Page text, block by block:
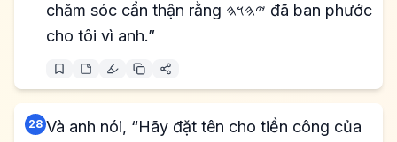
chăm sóc cẩn thận rằng 𐤉𐤄𐤅𐤄 đã ban phước
cho tôi vì anh.”
28 Và anh nói, “Hãy đặt tên cho tiền công của